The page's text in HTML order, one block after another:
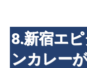
8.新宿エ
ンカレー